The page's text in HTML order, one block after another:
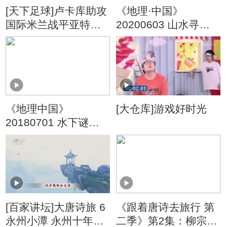
[天下足球]卢卡库助攻
国际米兰战平亚特兰
大
《地理·中国》
20200603 山水寻奇·
非常“岛主”
《地理中国》
20180701 水下谜团·
丛林“不速客”
[大仓库]游戏好时光
[百家讲坛]大唐诗旅 6
永州小潭 永州十年为
《跟着唐诗去旅行 第
二季》第2集：柳宗元